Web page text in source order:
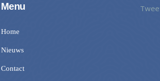
Menu
Home
Nieuws
Contact